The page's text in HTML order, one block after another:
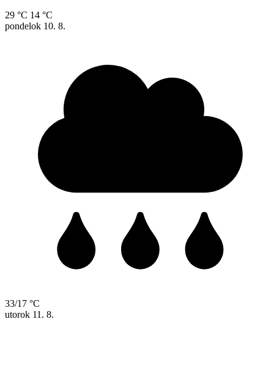
29 °C 14 °C
pondelok 10. 8.
33/17 °C
utorok 11. 8.